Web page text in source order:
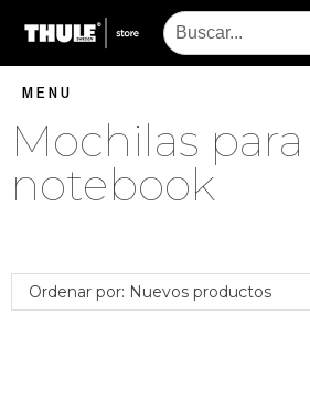
MENU
Mochilas para
notebook
Ordenar por: Nuevos productos